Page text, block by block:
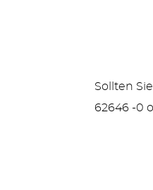
Sollten
62646 -0